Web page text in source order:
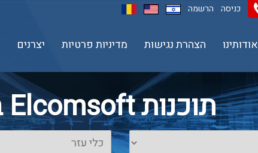
כניסה הרשמה
אודותינו הצהרת נגישות מדיניות פרטיות יצרנים
תוכנות Elcomsoft בקטגוריית כלי עזר